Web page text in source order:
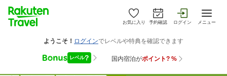
お気に入り 予約確認 ログイン メニュー